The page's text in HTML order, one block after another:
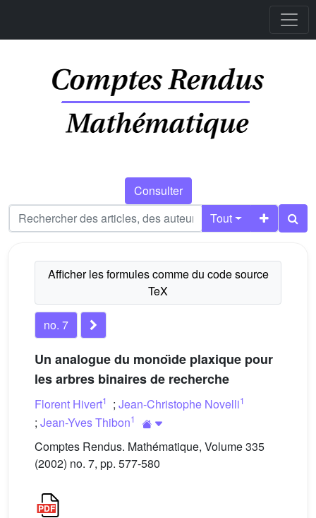
Consulter
Tout
no. 7
Un analogue du monoı̈de plaxique pour
les arbres binaires de recherche
Florent Hivert1 ; Jean-Christophe Novelli1
; Jean-Yves Thibon1
Comptes Rendus. Mathématique, Volume 335
(2002) no. 7, pp. 577-580